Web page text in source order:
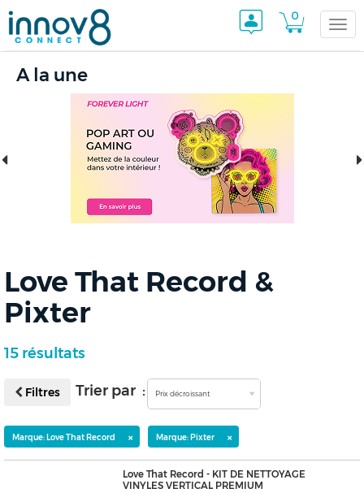
0
A la une
Love That Record &
Pixter
15 résultats
Filtres Trier par : Prix décroissant
Marque: Love That Record × Marque: Pixter ×
Love That Record - KIT DE NETTOYAGE
VINYLES VERTICAL PREMIUM